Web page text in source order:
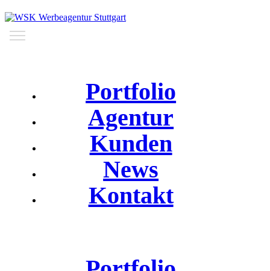
Portfolio
Agentur
Kunden
News
Kontakt